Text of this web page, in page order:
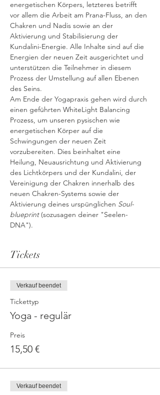
energetischen Körpers, letzteres betrifft
vor allem die Arbeit am Prana-Fluss, an den
Chakren und Nadis sowie an der
Aktivierung und Stabilisierung der
Kundalini-Energie. Alle Inhalte sind auf die
Energien der neuen Zeit ausgerichtet und
unterstützen die Teilnehmer in diesem
Prozess der Umstellung auf allen Ebenen
des Seins.
Am Ende der Yogapraxis gehen wird durch
einen geführten WhiteLight Balancing
Prozess, um unseren pysischen wie
energetischen Körper auf die
Schwingungen der neuen Zeit
vorzubereiten. Dies beinhaltet eine
Heilung, Neuausrichtung und Aktivierung
des Lichtkörpers und der Kundalini, der
Vereinigung der Chakren innerhalb des
neuen Chakren-Systems sowie der
Aktivierung deines urspünglichen Soul-
blueprint (sozusagen deiner "Seelen-
DNA").
Tickets
Verkauf beendet
Tickettyp
Yoga - regulär
Preis
15,50 €
Verkauf beendet